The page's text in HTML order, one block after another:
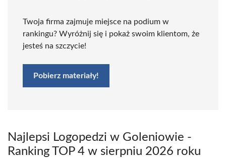
Twoja firma zajmuje miejsce na podium w
rankingu? Wyróżnij się i pokaż swoim klientom, że
jesteś na szczycie!
Pobierz materiały!
Najlepsi Logopedzi w Goleniowie -
Ranking TOP 4 w sierpniu 2026 roku